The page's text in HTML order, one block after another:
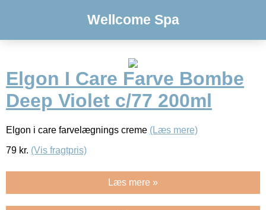
Wellcome Spa
Elgon I Care Farve Bombe
Deep Violet c/77 200ml
Elgon i care farvelægnings creme (Læs mere)
79 kr. (Vis fragtpris)
Læs mere »